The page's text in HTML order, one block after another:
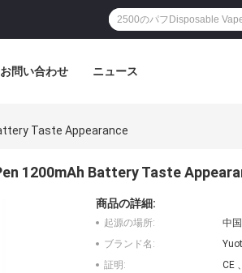
お問い合わせ ニュース
Taste Appearance
1200mAh Battery Taste
商品の詳細:
起源の場所:
中
ブランド名:
証明:
CE